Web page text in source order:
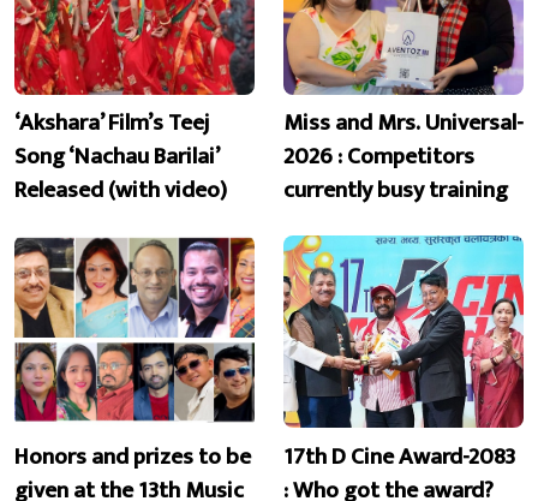
‘Akshara’ Film’s Teej
Song ‘Nachau Barilai’
Released (with video)
Miss and Mrs. Universal-
2026 : Competitors
currently busy training
Honors and prizes to be
given at the 13th Music
17th D Cine Award-2083
: Who got the award?